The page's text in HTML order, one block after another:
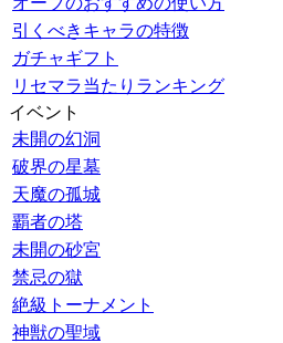
引くべきキャラの特徴
ガチャギフト
リセマラ当たりランキング
イベント
未開の幻洞
破界の星墓
天魔の孤城
覇者の塔
未開の砂宮
禁忌の獄
絶級トーナメント
神獣の聖域